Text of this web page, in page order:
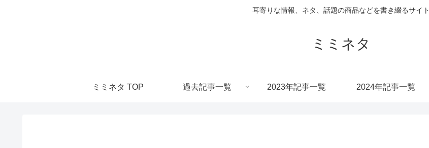
耳寄りな情報、ネタ、話題の商品などを書き綴るサイト
ミミネタ
ミミネタ TOP 過去記事一覧 2023年記事一覧 2024年記事一覧